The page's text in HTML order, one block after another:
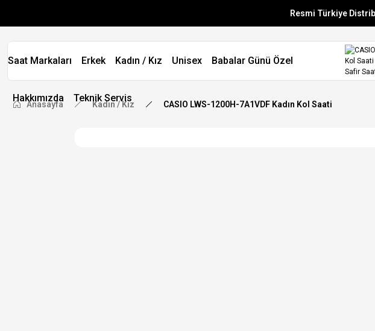
Resmi Türkiye
Aynı
Saat Markaları Erkek Kadın / Kız Unisex Babalar Günü Özel
Hakkımızda Teknik Servis
Anasayfa Kadın / Kız CASIO LWS-1200H-7A1VDF Kadın Kol Saati